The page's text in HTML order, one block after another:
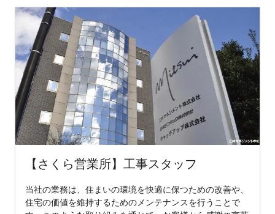
【さくら営業所】工事スタッフ
当社の業務は、住まいの環境を快適に保つための改善や、
住宅の価値を維持するためのメンテナンスを行うことで